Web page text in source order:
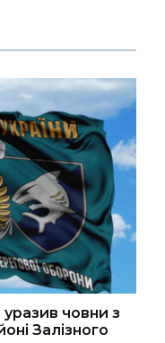
човни з
Залізного